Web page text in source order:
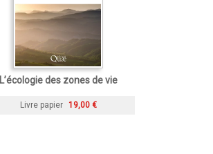
L’écologie des zones de vie
Livre papier 19,00 €